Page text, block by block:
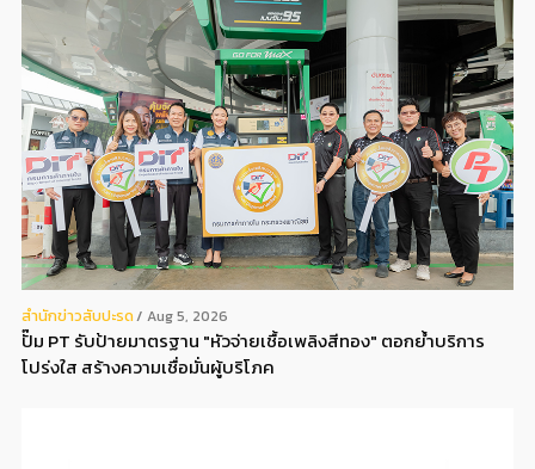
สํานักข่าวสับปะรด Aug 5, 2026
ปั๊ม PT รับป้ายมาตรฐาน "หัวจ่ายเชื้อเพลิงสีทอง" ตอกย้ำบริการ
โปร่งใส สร้างความเชื่อมั่นผู้บริโภค